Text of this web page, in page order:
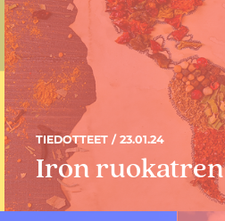
TIEDOTTEET / 23.01.24
Iron